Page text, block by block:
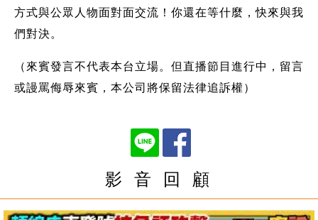
方式與公眾人物面對面交流！你還在等什麼，快來與我
們對決。
（來賓發言不代表本台立場。但直播節目進行中，留言
或謾罵侮辱來賓，本公司將保留法律追訴權）
影 音 回 顧